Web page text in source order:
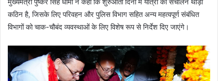
कठिन है, जिसके लिए परिवहन और पुलिस विभाग सहित अन्य महत्वपूर्ण संबंधित
विभागों को चाक-चौबंद व्यवस्थाओं के लिए विशेष रूप से निर्देश दिए जाएंगे।